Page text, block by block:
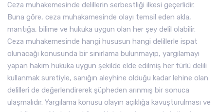
Ceza muhakemesinde delillerin serbestliği ilkesi geçerlidir.
Buna göre, ceza muhakamesinde olayı temsil eden akla,
mantığa, bilime ve hukuka uygun olan her şey delil olabilir.
Ceza muhakemesinde hangi hususun hangi delillerle ispat
olunacağı konusunda bir sınırlama bulunmayıp, yargılamayı
yapan hakim hukuka uygun şekilde elde edilmiş her türlü delili
kullanmak suretiyle, sanığın aleyhine olduğu kadar lehine olan
delilleri de değerlendirerek şüpheden arınmış bir sonuca
ulaşmalıdır. Yargılama konusu olayın açıklığa kavuşturulması ve